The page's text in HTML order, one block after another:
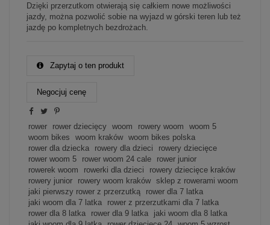
Dzięki przerzutkom otwierają się całkiem nowe możliwości
jazdy, można pozwolić sobie na wyjazd w górski teren lub też
jazdę po kompletnych bezdrożach.
Zapytaj o ten produkt
Negocjuj cenę
rower rower dziecięcy woom rowery woom
woom 5
woom bikes
woom kraków
woom bikes polska
rower dla dziecka
rowery dla dzieci
rowery dziecięce
rower woom 5
rower woom 24 cale
rower junior
rowerek woom
rowerki dla dzieci
rowery dziecięce kraków
rowery junior
rowery woom kraków
sklep z rowerami woom
jaki pierwszy rower z przerzutką
rower dla 7 latka
jaki woom dla 7 latka
rower z przerzutkami dla 7 latka
rower dla 8 latka
rower dla 9 latka
jaki woom dla 8 latka